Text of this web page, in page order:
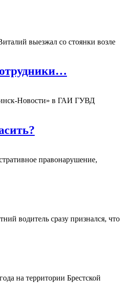
выезжал со стоянки возле
Новости» в ГАИ ГУВД
правонарушение,
водитель сразу признался, что
на территории Брестской